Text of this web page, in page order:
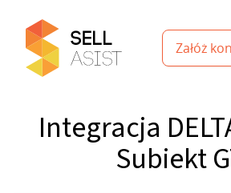
Załóż
Integracja
Subiekt